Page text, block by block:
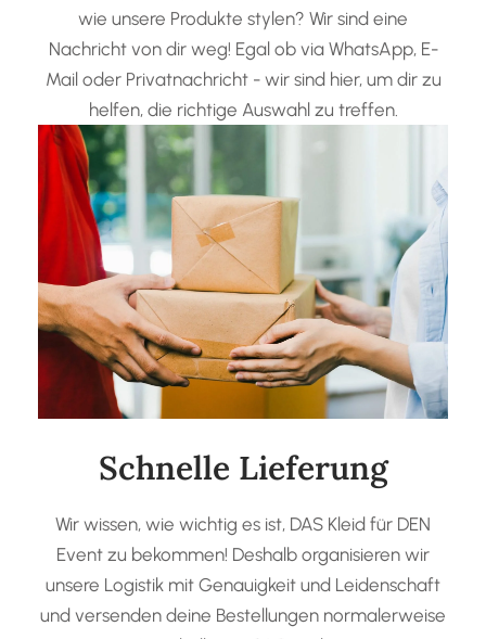
wie unsere Produkte stylen? Wir sind eine
Nachricht von dir weg! Egal ob via WhatsApp, E-
Mail oder Privatnachricht - wir sind hier, um dir zu
helfen, die richtige Auswahl zu treffen.
Schnelle Lieferung
Wir wissen, wie wichtig es ist, DAS Kleid für DEN
Event zu bekommen! Deshalb organisieren wir
unsere Logistik mit Genauigkeit und Leidenschaft
und versenden deine Bestellungen normalerweise